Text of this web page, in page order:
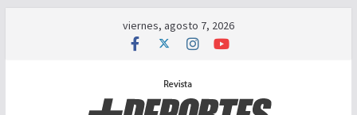
viernes, agosto 7, 2026